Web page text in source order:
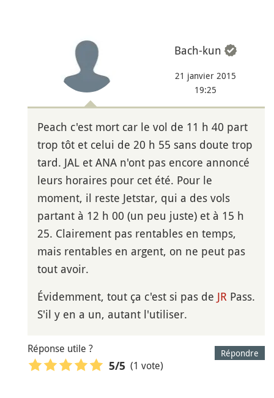
Bach-kun
21 janvier 2015
19:25
Peach c'est mort car le vol de 11 h 40 part
trop tôt et celui de 20 h 55 sans doute trop
tard. JAL et ANA n'ont pas encore annoncé
leurs horaires pour cet été. Pour le
moment, il reste Jetstar, qui a des vols
partant à 12 h 00 (un peu juste) et à 15 h
25. Clairement pas rentables en temps,
mais rentables en argent, on ne peut pas
tout avoir.
Évidemment, tout ça c'est si pas de JR Pass.
S'il y en a un, autant l'utiliser.
Répondre
Réponse utile ?
5/5 (1 vote)